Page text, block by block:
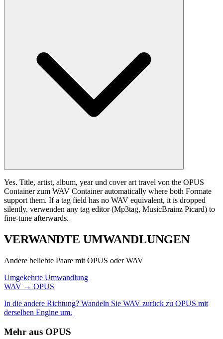
Yes. Title, artist, album, year und cover art travel von the OPUS
Container zum WAV Container automatically where both Formate
support them. If a tag field has no WAV equivalent, it is dropped
silently. verwenden any tag editor (Mp3tag, MusicBrainz Picard) to
fine-tune afterwards.
VERWANDTE UMWANDLUNGEN
Andere beliebte Paare mit OPUS oder WAV
Umgekehrte Umwandlung
WAV → OPUS
In die andere Richtung? Wandeln Sie WAV zurück zu OPUS mit
derselben Engine um.
Mehr aus OPUS